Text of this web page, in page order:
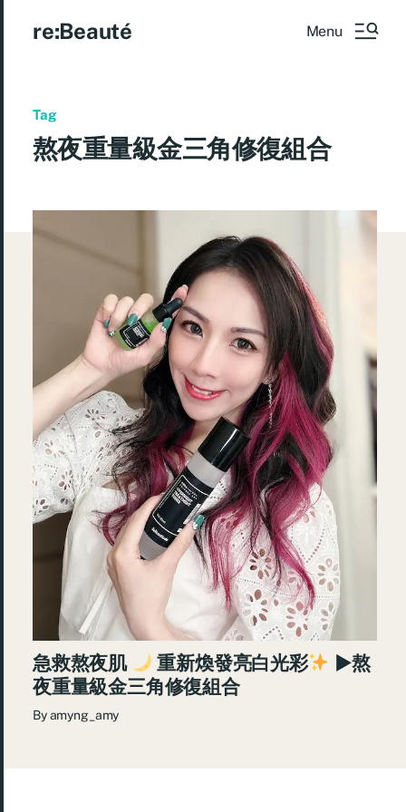
re:Beauté Menu
Tag
熬夜重量級金三角修復組合
急救熬夜肌 重新煥發亮白光彩
►熬
夜重量級金三角修復組合
Byamyng_amy